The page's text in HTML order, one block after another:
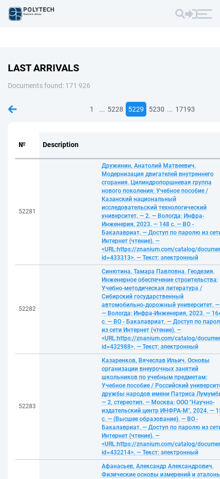
LAST ARRIVALS
Documents found: 171 926
1 ... 5228 5229 5230 ... 17193
№ Description
52281
Дружинин, Анатолий Матвеевич.
Модернизация двигателей внутреннего
сгорания. Цилиндропоршневая группа
нового поколения: Учебное пособие /
Казанский национальный
исследовательский технологический
университет. — 2. — Вологда: Инфра-
Инженерия, 2023. — 148 с. — ВО -
Бакалавриат. — Доступ по паролю из
Интернет (чтение). —
<URL:https://znanium.com/catalog/
id=433313>. — Текст: электронный
52282
Синютина, Тамара Павловна. Геодезия.
Инженерное обеспечение строительства:
Учебно-методическая литература /
Сибирский государственный
автомобильно-дорожный университет.
— Вологда: Инфра-Инженерия, 2023. —
с. — ВО - Бакалавриат. — Доступ по
из сети Интернет (чтение). —
<URL:https://znanium.com/catalog/
id=432988>. — Текст: электронный
52283
Казаренков, Вячеслав Ильич. Основы
организации внеурочных занятий
школьников по учебным предметам:
Учебное пособие / Российский
дружбы народов имени Патриса
— 2, стереотип. — Москва: ООО "Научно-
издательский центр ИНФРА-М", 2024. —
с. — (Высшее образование). — ВО -
Бакалавриат. — Доступ по паролю из
Интернет (чтение). —
<URL:https://znanium.com/catalog/
id=432214>. — Текст: электронный
Афанасьев, Александр Александрович.
Физические основы измерений и